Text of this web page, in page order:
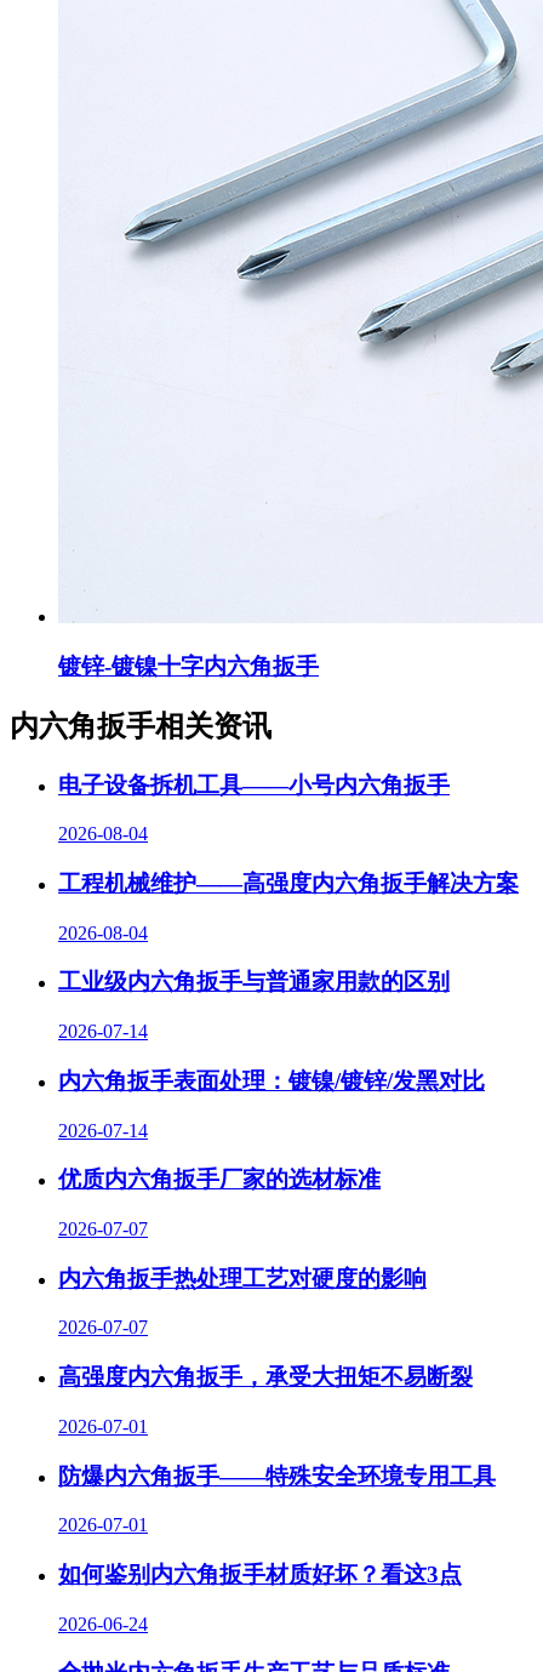
镀锌-镀镍十字内六角扳手
内六角扳手相关资讯
电子设备拆机工具——小号内六角扳手
2026-08-04
工程机械维护——高强度内六角扳手解决方案
2026-08-04
工业级内六角扳手与普通家用款的区别
2026-07-14
内六角扳手表面处理：镀镍/镀锌/发黑对比
2026-07-14
优质内六角扳手厂家的选材标准
2026-07-07
内六角扳手热处理工艺对硬度的影响
2026-07-07
高强度内六角扳手，承受大扭矩不易断裂
2026-07-01
防爆内六角扳手——特殊安全环境专用工具
2026-07-01
如何鉴别内六角扳手材质好坏？看这3点
2026-06-24